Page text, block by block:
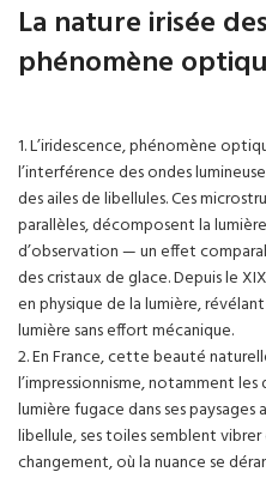
La nature irisée
phénomène
1. L’iridescence, phénomène
l’interférence des ondes
des ailes de libellules. Ces
parallèles, décomposent la
d’observation — un effet
des cristaux de glace. Depuis le
en physique de la lumière,
lumière sans effort mécanique.
2. En France, cette beauté
l’impressionnisme, notamment
lumière fugace dans ses paysages
libellule, ses toiles semblent
changement, où la nuance se